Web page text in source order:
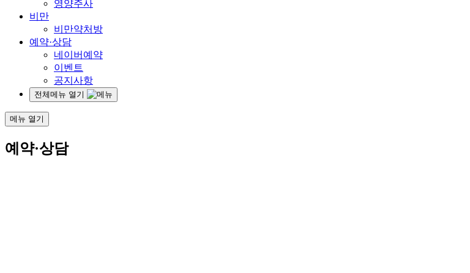
영양주사
비만
비만약처방
예약·상담
네이버예약
이벤트
공지사항
전체메뉴 열기
메뉴 열기
예약·상담